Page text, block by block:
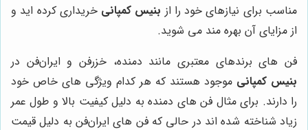
مناسب برای نیازهای خود را از بنیس کمپانی خریداری کرده اید و
از مزایای آن بهره مند می شوید.
فن های برندهای معتبری مانند دمنده، خزرفن و ایران‌فن در
بنیس کمپانی موجود هستند که هر کدام ویژگی های خاص خود
را دارند. برای مثال فن های دمنده به دلیل کیفیت بالا و طول عمر
زیاد شناخته شده اند در حالی که فن های ایران‌فن به دلیل قیمت